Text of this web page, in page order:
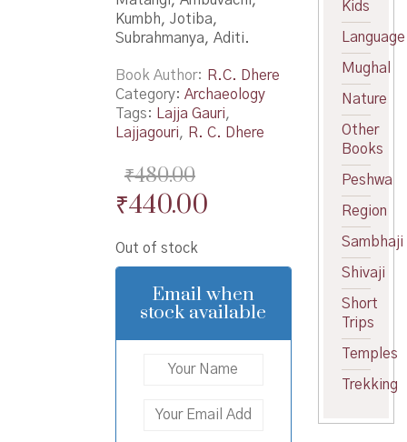
Kumbh, Jotiba,
Subrahmanya, Aditi.
Book Author
R.C. Dhere
Category: Archaeology
Tags:
Lajja Gauri,
Lajjagouri, R. C. Dhere
₹480.00
Original
was:
₹480.00.
₹440.00Current
is:
₹440.00.
Out of stock
Email when
stock available
Kids
Language
Mughal
Nature
Other
Books
Peshwa
Region
Sambhaji
Shivaji
Short
Trips
Temples
Trekking